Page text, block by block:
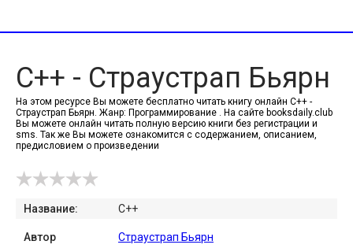
C++ - Страустрап Бьярн
На этом ресурсе Вы можете бесплатно читать книгу онлайн C++ -
Страустрап Бьярн. Жанр: Программирование . На сайте booksdaily.club
Вы можете онлайн читать полную версию книги без регистрации и
sms. Так же Вы можете ознакомится с содержанием, описанием,
предисловием о произведении
Название: C++
Автор Страустрап Бьярн